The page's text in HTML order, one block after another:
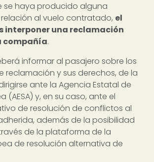
se haya producido alguna
al vuelo contratado, el
interponer una reclamación
compañía.
informar al pasajero sobre los
reclamación y sus derechos, de la
ante la Agencia Estatal de
(AESA) y, en su caso, ante el
de resolución de conflictos al
además de la posibilidad
de la plataforma de la
de resolución alternativa de